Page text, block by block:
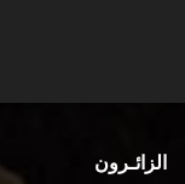
الزائـرون